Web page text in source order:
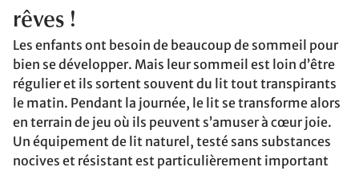
rêves !
Les enfants ont besoin de beaucoup de sommeil pour
bien se développer. Mais leur sommeil est loin d’être
régulier et ils sortent souvent du lit tout transpirants
le matin. Pendant la journée, le lit se transforme alors
en terrain de jeu où ils peuvent s’amuser à cœur joie.
Un équipement de lit naturel, testé sans substances
nocives et résistant est particulièrement important